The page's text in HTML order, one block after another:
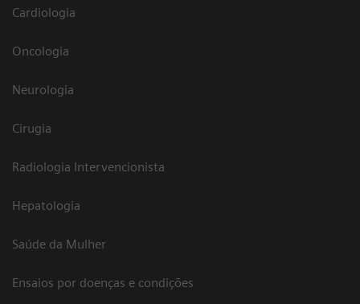
Cardiologia
Oncologia
Neurologia
Cirugia
Radiologia Intervencionista
Hepatologia
Saúde da Mulher
Ensaios por doenças e condições